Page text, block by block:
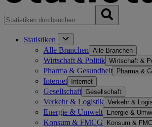
Statistiken
Alle Branchen Alle Branchen
Wirtschaft & Politik Wirtschaft &
Pharma & Gesundheit Pharma &
Internet Internet
Gesellschaft Gesellschaft
Verkehr & Logistik Verkehr &
Energie & Umwelt Energie &
Konsum & FMCG Konsum &